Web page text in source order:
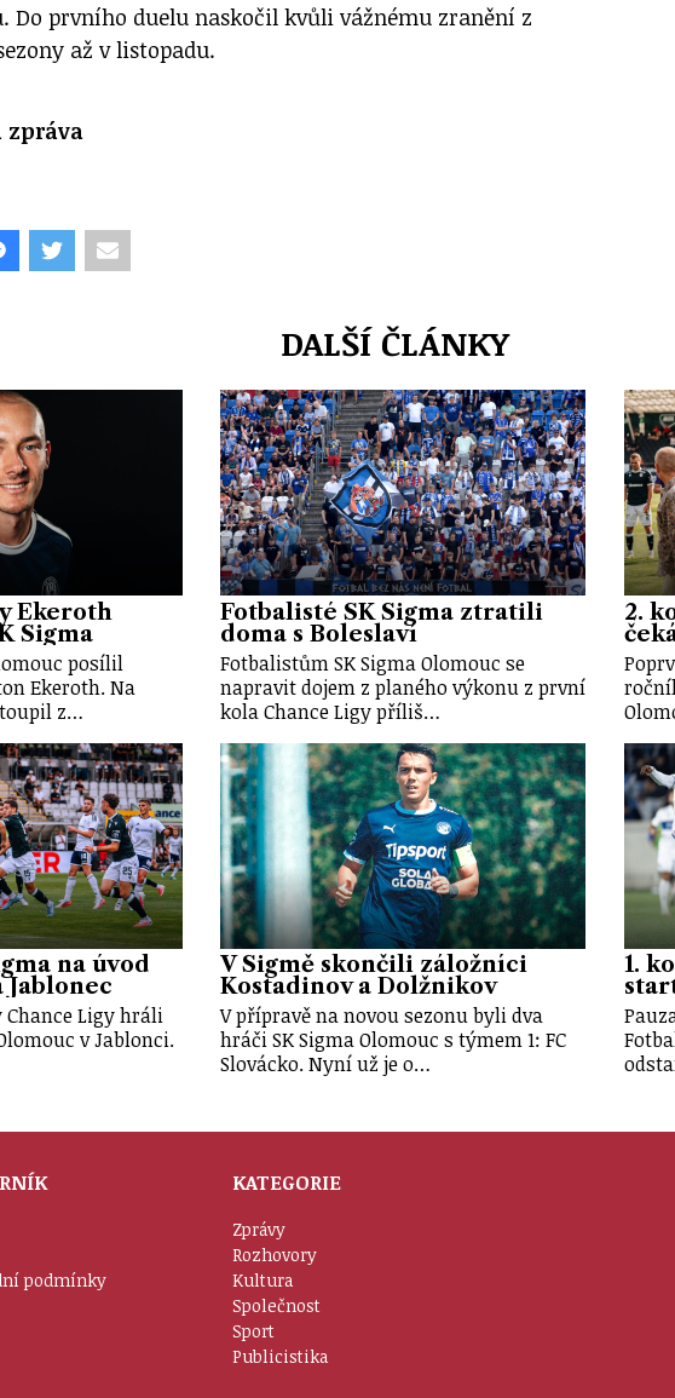
Do prvního duelu naskočil kvůli vážnému zranění z
až v listopadu.
zpráva
DALŠÍ ČLÁNKY
Ekeroth
Sigma
posílil
Ekeroth. Na
z…
Fotbalisté SK Sigma ztratili
doma s Boleslaví
Fotbalistům SK Sigma Olomouc se
napravit dojem z planého výkonu z první
kola Chance Ligy příliš…
2.
na úvod
Chance Ligy hráli
v Jablonci.
V Sigmě skončili záložníci
Kostadinov a Dolžnikov
V přípravě na novou sezonu byli dva
hráči SK Sigma Olomouc s týmem 1: FC
Slovácko. Nyní už je o…
1.
podmínky
KATEGORIE
Zprávy
Rozhovory
Kultura
Společnost
Sport
Publicistika